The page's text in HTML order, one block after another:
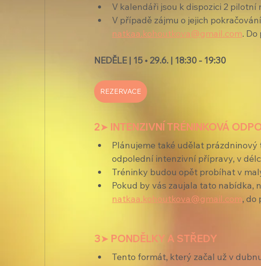
V kalendáři jsou k dispozici 2
V případě zájmu o jejich
natkaa.kohoutkova@gmail.com.
NEDĚLE | 15 • 29.6. | 18:30 - 19:30
REZERVACE
2➤ INTENZIVNÍ TRÉNINKOVÁ
Plánujeme také udělat
odpolední intenzivní přípravy, v
Tréninky budou opět probíhat v
Pokud by vás zaujala tato nabídka,
natkaa.kohoutkova@gmail.com, do
3➤ PONDĚLKY A STŘEDY
Tento formát, který začal už v